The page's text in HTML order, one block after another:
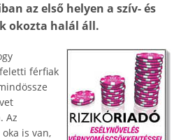
az első helyen a szív- és
okozta halál áll.
férfiak
Az
is van,